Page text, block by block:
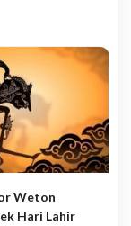
Weton
Hari Lahir